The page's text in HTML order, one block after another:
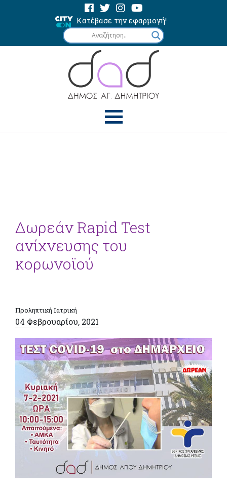
Κατέβασε την εφαρμογή!
Δωρεάν Rapid Test
ανίχνευσης του
κορωνοϊού
Προληπτική Ιατρική
04 Φεβρουαρίου, 2021